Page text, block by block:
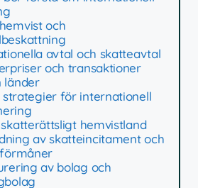
och
avtal och skatteavtal
och transaktioner
länder
strategier för internationell
hemvistland
av skatteincitament och
av bolag och